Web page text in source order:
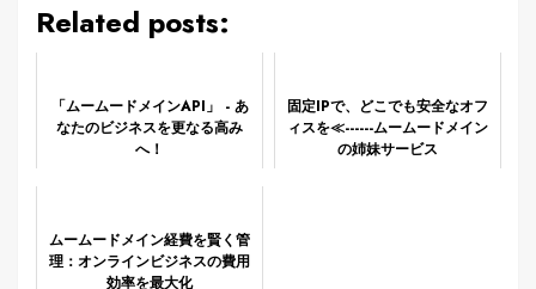
Related posts:
「ムームードメインAPI」 - あ
なたのビジネスを更なる高み
へ！
固定IPで、どこでも安全なオフ
ィスを≪------ムームードメイン
の姉妹サービス
ムームードメイン経費を賢く管
理：オンラインビジネスの費用
効率を最大化